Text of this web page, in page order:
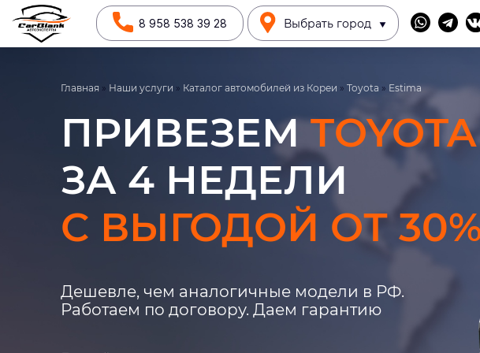
8 958 538 39 28 Выбрать город
Главная » Наши услуги » Каталог автомобилей из Кореи » Toyota » Estima
ПРИВЕЗЕМ
ЗА 4 НЕДЕЛИ
С ВЫГОДОЙ ОТ
Дешевле, чем аналогичные модели в РФ.
Работаем по договору. Даем гарантию